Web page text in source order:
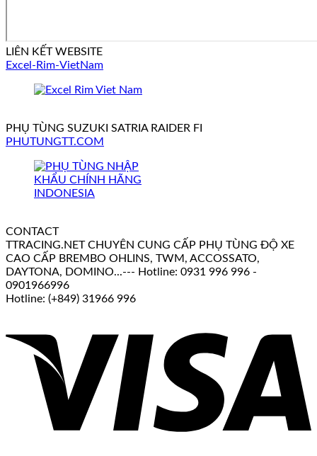
LIÊN KẾT WEBSITE
Excel-Rim-VietNam
PHỤ TÙNG SUZUKI SATRIA RAIDER FI
PHUTUNGTT.COM
CONTACT
TTRACING.NET CHUYÊN CUNG CẤP PHỤ TÙNG ĐỘ XE
CAO CẤP BREMBO OHLINS, TWM, ACCOSSATO,
DAYTONA, DOMINO...--- Hotline: 0931 996 996 -
0901966996
Hotline: (+849) 31966 996